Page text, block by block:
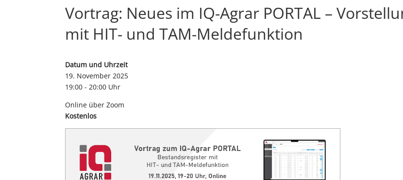
Vortrag: Neues im IQ-Agrar PORTAL –
mit HIT- und TAM-Meldefunktion
Datum und Uhrzeit
19. November 2025
19:00 - 20:00 Uhr
Online über Zoom
Kostenlos